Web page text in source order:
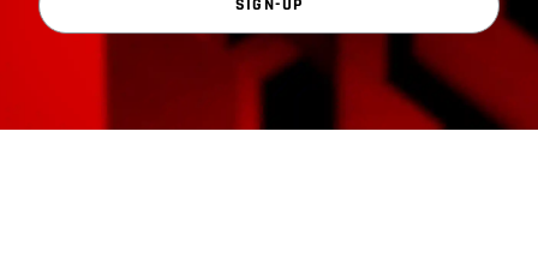
SIGN-UP